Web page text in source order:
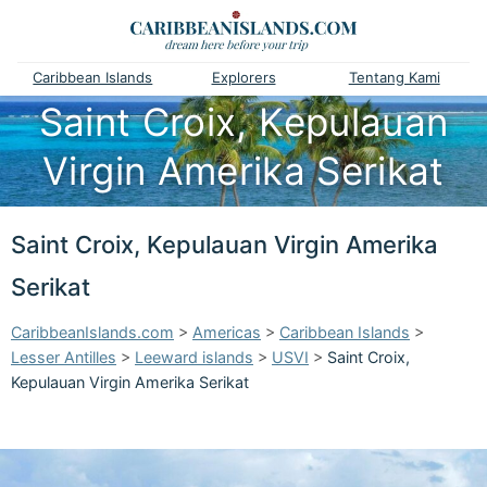
Caribbean Islands Explorers Tentang Kami
Saint Croix, Kepulauan
Virgin Amerika Serikat
Saint Croix, Kepulauan Virgin Amerika
Serikat
CaribbeanIslands.com > Americas > Caribbean Islands >
Lesser Antilles > Leeward islands > USVI > Saint Croix,
Kepulauan Virgin Amerika Serikat